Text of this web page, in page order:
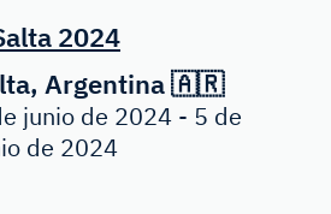
2024
Argentina 🇦🇷
junio de 2024 - 5 de
de 2024